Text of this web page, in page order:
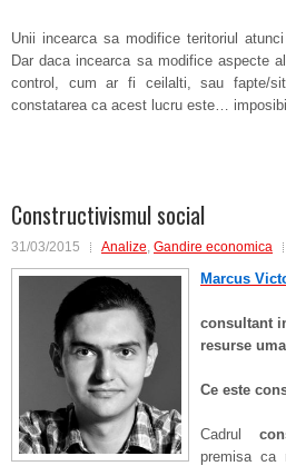
Unii incearca sa modifice teritoriul
Dar daca incearca sa modifice aspecte
control, cum ar fi ceilalti, sau fapte/
constatarea ca acest lucru este…
Constructivismul social
31/03/2015 Analize, Gandire economica
Marcus
consultant
resurse
Ce este
Cadrul
premisa ca